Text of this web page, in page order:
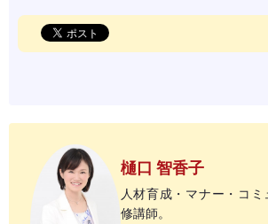
樋口 智香子
人材育成・マナー・コ
修講師。